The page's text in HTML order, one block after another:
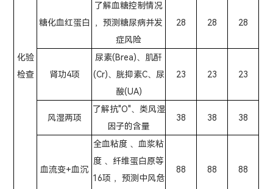
化验
检查
糖化血红蛋白
了解血糖控制情况
，预测糖尿病并发
症风险
28 28 28
肾功4项
尿素(Brea)、肌酐
(Cr)、胱抑素C、尿
酸(UA)
23 23 23
风湿两项
了解抗"O"、类风湿
因子的含量
38 38 38
血流变+血沉
全血粘度 、血浆粘
度 、纤维蛋白原等
16项 ，预测中风危
88 88 88